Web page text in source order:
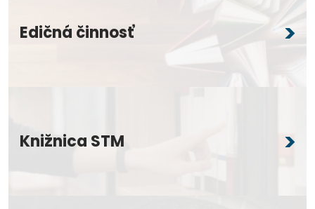
Edičná činnosť
Knižnica STM